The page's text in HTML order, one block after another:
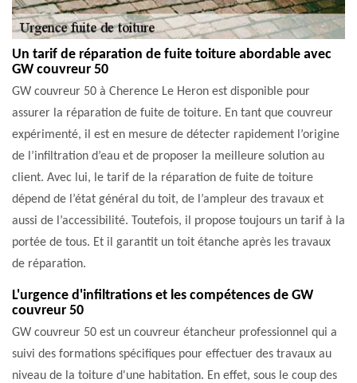
Un tarif de réparation de fuite toiture abordable avec
GW couvreur 50
GW couvreur 50 à Cherence Le Heron est disponible pour
assurer la réparation de fuite de toiture. En tant que couvreur
expérimenté, il est en mesure de détecter rapidement l’origine
de l’infiltration d’eau et de proposer la meilleure solution au
client. Avec lui, le tarif de la réparation de fuite de toiture
dépend de l’état général du toit, de l’ampleur des travaux et
aussi de l’accessibilité. Toutefois, il propose toujours un tarif à la
portée de tous. Et il garantit un toit étanche après les travaux
de réparation.
L'urgence d'infiltrations et les compétences de GW
couvreur 50
GW couvreur 50 est un couvreur étancheur professionnel qui a
suivi des formations spécifiques pour effectuer des travaux au
niveau de la toiture d'une habitation. En effet, sous le coup des